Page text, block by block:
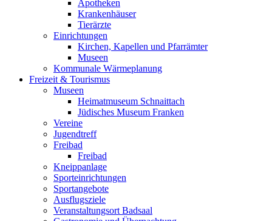
Apotheken
Krankenhäuser
Tierärzte
Einrichtungen
Kirchen, Kapellen und Pfarrämter
Museen
Kommunale Wärmeplanung
Freizeit & Tourismus
Museen
Heimatmuseum Schnaittach
Jüdisches Museum Franken
Vereine
Jugendtreff
Freibad
Freibad
Kneippanlage
Sporteinrichtungen
Sportangebote
Ausflugsziele
Veranstaltungsort Badsaal